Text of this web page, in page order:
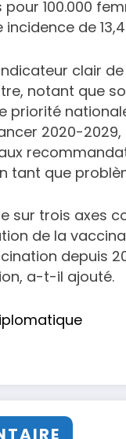
100.000
incidence de
clair
notant que
priorité
2020-
tant que
sur trois axes
de la
depuis
a-t-il ajouté.